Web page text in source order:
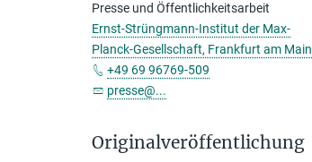
Presse und Öffentlichkeitsarbeit
Ernst-Strüngmann-Institut der Max-
Planck-Gesellschaft, Frankfurt am Main
+49 69 96769-509
presse@...
Originalveröffentlichung